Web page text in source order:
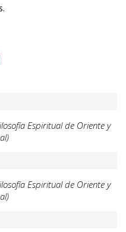
Espiritual de Oriente y
Espiritual de Oriente y